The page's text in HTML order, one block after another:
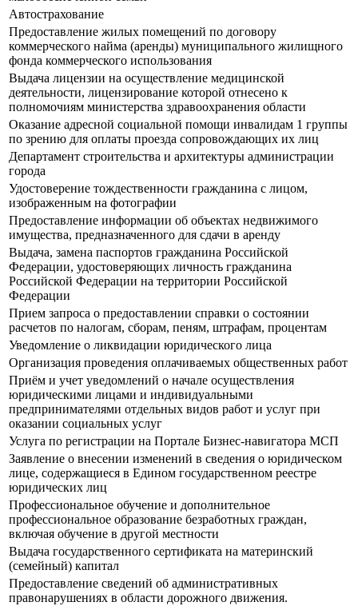
Автострахование
Предоставление жилых помещений по договору
коммерческого найма (аренды) муниципального жилищного
фонда коммерческого использования
Выдача лицензии на осуществление медицинской
деятельности, лицензирование которой отнесено к
полномочиям министерства здравоохранения области
Оказание адресной социальной помощи инвалидам 1 группы
по зрению для оплаты проезда сопровождающих их лиц
Департамент строительства и архитектуры администрации
города
Удостоверение тождественности гражданина с лицом,
изображенным на фотографии
Предоставление информации об объектах недвижимого
имущества, предназначенного для сдачи в аренду
Выдача, замена паспортов гражданина Российской
Федерации, удостоверяющих личность гражданина
Российской Федерации на территории Российской
Федерации
Прием запроса о предоставлении справки о состоянии
расчетов по налогам, сборам, пеням, штрафам, процентам
Уведомление о ликвидации юридического лица
Организация проведения оплачиваемых общественных работ
Приём и учет уведомлений о начале осуществления
юридическими лицами и индивидуальными
предпринимателями отдельных видов работ и услуг при
оказании социальных услуг
Услуга по регистрации на Портале Бизнес-навигатора МСП
Заявление о внесении изменений в сведения о юридическом
лице, содержащиеся в Едином государственном реестре
юридических лиц
Профессиональное обучение и дополнительное
профессиональное образование безработных граждан,
включая обучение в другой местности
Выдача государственного сертификата на материнский
(семейный) капитал
Предоставление сведений об административных
правонарушениях в области дорожного движения.